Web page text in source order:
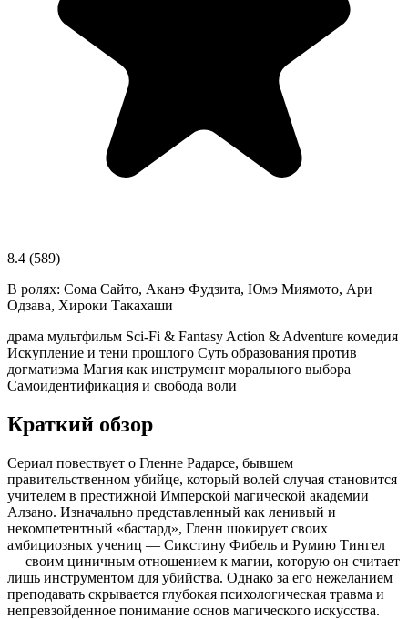
8.4 (589)
В ролях: Сома Сайто, Аканэ Фудзита, Юмэ Миямото, Ари
Одзава, Хироки Такахаши
драма мультфильм Sci-Fi & Fantasy Action & Adventure комедия
Искупление и тени прошлого Суть образования против
догматизма Магия как инструмент морального выбора
Самоидентификация и свобода воли
Краткий обзор
Сериал повествует о Гленне Радарсе, бывшем
правительственном убийце, который волей случая становится
учителем в престижной Имперской магической академии
Алзано. Изначально представленный как ленивый и
некомпетентный «бастард», Гленн шокирует своих
амбициозных учениц — Сикстину Фибель и Румию Тингел
— своим циничным отношением к магии, которую он считает
лишь инструментом для убийства. Однако за его нежеланием
преподавать скрывается глубокая психологическая травма и
непревзойденное понимание основ магического искусства.